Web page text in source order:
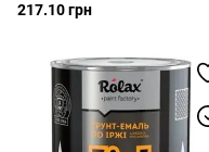
217.10 грн